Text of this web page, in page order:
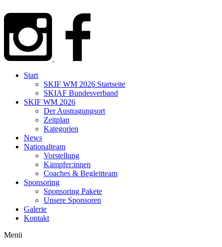
Inhalt
wechseln
Start
SKIF WM 2026 Startseite
SKIAF Bundesverband
SKIF WM 2026
Der Austragungsort
Zeitplan
Kategorien
News
Nationalteam
Vorstellung
Kämpfer:innen
Coaches & Begleitteam
Sponsoring
Sponsoring Pakete
Unsere Sponsoren
Galerie
Kontakt
Menü